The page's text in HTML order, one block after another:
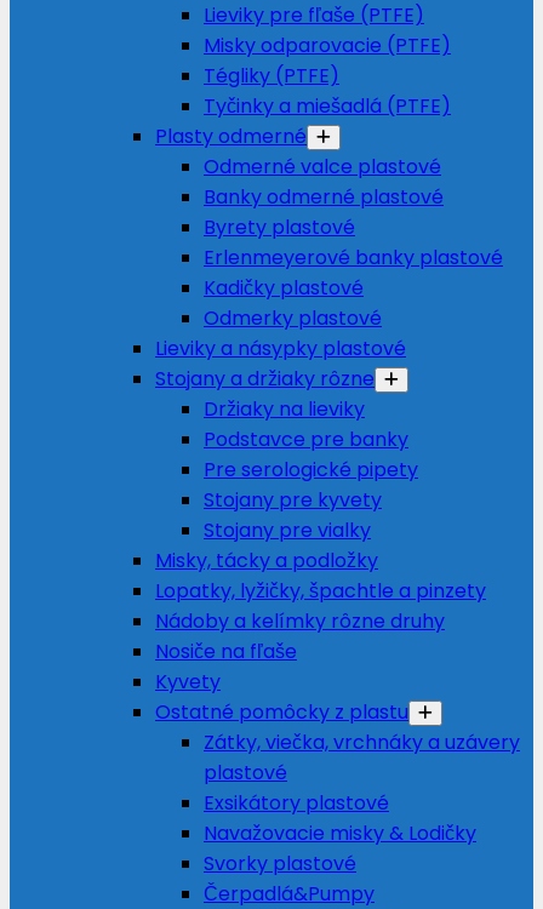
Lieviky pre fľaše (PTFE)
Misky odparovacie (PTFE)
Tégliky (PTFE)
Tyčinky a miešadlá (PTFE)
Plasty odmerné
Odmerné valce plastové
Banky odmerné plastové
Byrety plastové
Erlenmeyerové banky plastové
Kadičky plastové
Odmerky plastové
Lieviky a násypky plastové
Stojany a držiaky rôzne
Držiaky na lieviky
Podstavce pre banky
Pre serologické pipety
Stojany pre kyvety
Stojany pre vialky
Misky, tácky a podložky
Lopatky, lyžičky, špachtle a pinzety
Nádoby a kelímky rôzne druhy
Nosiče na fľaše
Kyvety
Ostatné pomôcky z plastu
Zátky, viečka, vrchnáky a uzávery
plastové
Exsikátory plastové
Navažovacie misky & Lodičky
Svorky plastové
Čerpadlá&Pumpy